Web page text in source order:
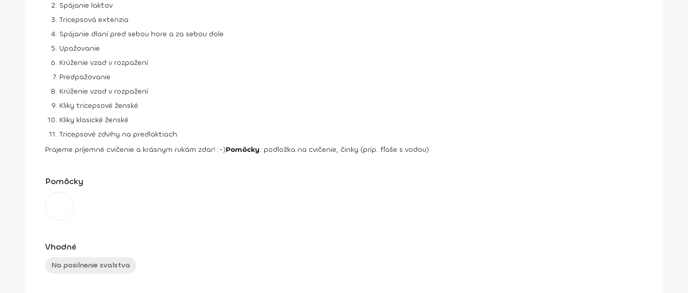
Spájanie lakťov
Tricepsová extenzia
Spájanie dlaní pred sebou hore a za sebou dole
Upažovanie
Krúženie vzad v rozpažení
Predpažovanie
Krúženie vzad v rozpažení
Kliky tricepsové ženské
Kliky klasické ženské
Tricepsové zdvihy na predlaktiach
Prajeme príjemné cvičenie a krásnym rukám zdar! :-)Pomôcky: podložka na cvičenie, činky (príp. fľaše s vodou)
Pomôcky
Vhodné
Na posilnenie svalstva